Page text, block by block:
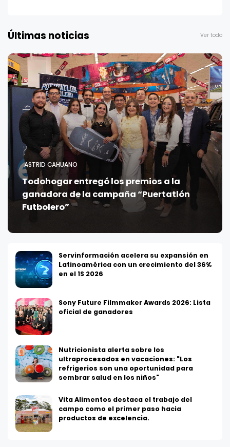
Últimas noticias Ver todo
ASTRID CAHUANO
Todohogar entregó los premios a la
ganadora de la campaña “Puertatlón
Futbolero”
Servinformación acelera su expansión en
Latinoamérica con un crecimiento del 36%
en el 1S 2026
Sony Future Filmmaker Awards 2026: Lista
oficial de ganadores
Nutricionista alerta sobre los
ultraprocesados en vacaciones: "Los
refrigerios son una oportunidad para
sembrar salud en los niños"
Vita Alimentos destaca el trabajo del
campo como el primer paso hacia
productos de excelencia.